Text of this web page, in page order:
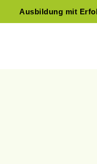
Ausbildung mit